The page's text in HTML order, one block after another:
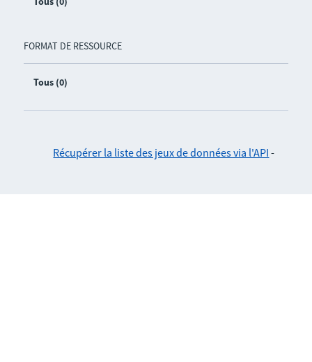
FORMAT DE RESSOURCE
Tous (0)
Récupérer la liste des jeux de données via l'API -